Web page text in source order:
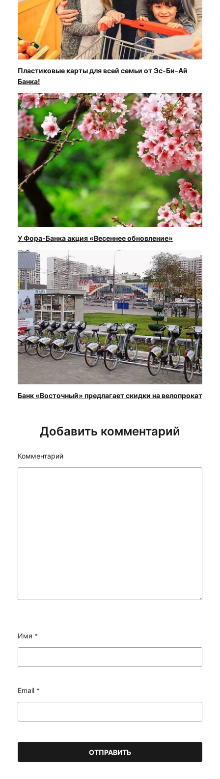
Пластиковые карты для всей семьи от Эс-Би-Ай
Банка!
У Фора-Банка акция «Весеннее обновление»
Банк «Восточный» предлагает скидки на велопрокат
Добавить комментарий
Комментарий
Имя *
Email *